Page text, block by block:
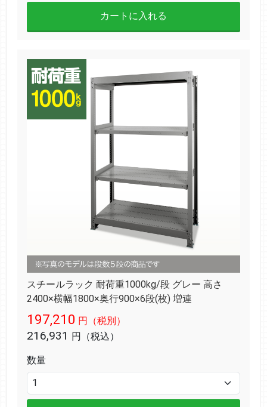
カートに入れる
スチールラック 耐荷重1000kg/段 グレー 高さ
2400×横幅1800×奥行900×6段(枚) 増連
197,210 円（税別）
216,931 円（税込）
数量